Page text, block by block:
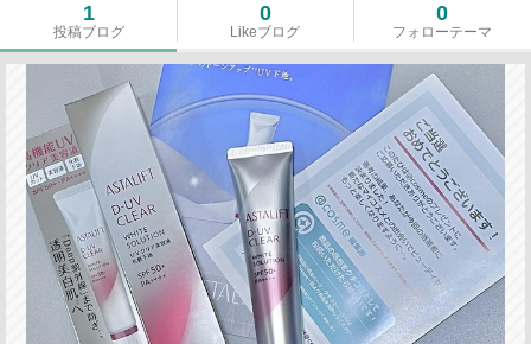
1
投稿ブログ
0
Likeブログ
0
フォローテーマ